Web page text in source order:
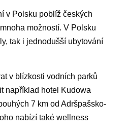
v Polsku poblíž českých
možností. V Polsku
tak i jednodušší ubytování
v blízkosti vodních parků
například hotel Kudowa
7 km od Adršpašsko-
nabízí také wellness